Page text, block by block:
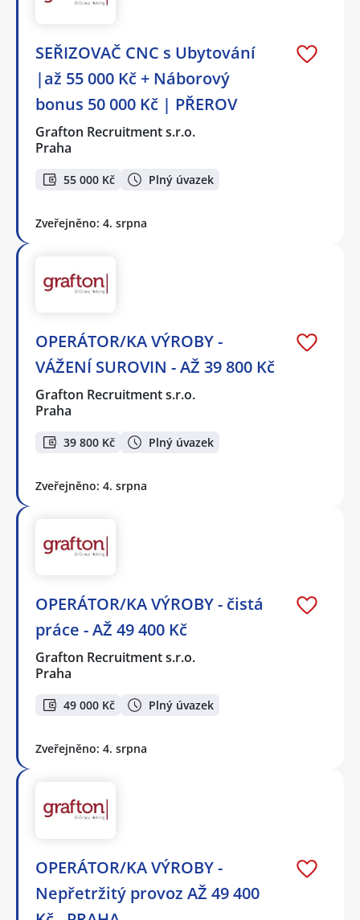
SEŘIZOVAČ CNC s Ubytování
|až 55 000 Kč + Náborový
bonus 50 000 Kč | PŘEROV
Grafton Recruitment s.r.o.
Praha
55 000 Kč Plný úvazek
Zveřejněno: 4. srpna
OPERÁTOR/KA VÝROBY -
VÁŽENÍ SUROVIN - AŽ 39 800 Kč
Grafton Recruitment s.r.o.
Praha
39 800 Kč Plný úvazek
Zveřejněno: 4. srpna
OPERÁTOR/KA VÝROBY - čistá
práce - AŽ 49 400 Kč
Grafton Recruitment s.r.o.
Praha
49 000 Kč Plný úvazek
Zveřejněno: 4. srpna
OPERÁTOR/KA VÝROBY -
Nepřetržitý provoz AŽ 49 400